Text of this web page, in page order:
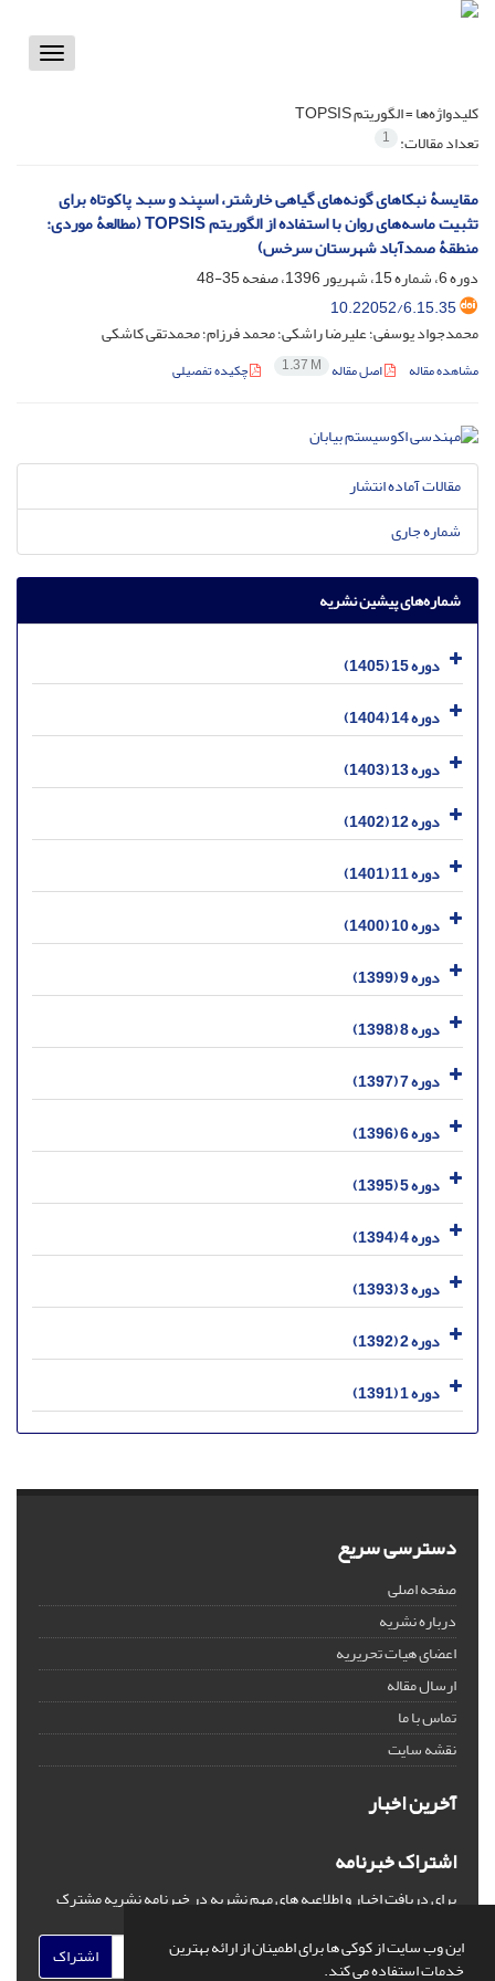
این وب سایت از کوکی ها برای اطمینان از ارائه بهترین
خدمات استفاده می کند.
Toggle
کلیدواژه‌ها =الگوریتم TOPSIS
تعداد مقالات: 1
مقایسۀ نبکاهای گونه‌های گیاهی خارشتر، اسپند و سبد پاکوتاه برای
تثبیت ماسه‌های روان با استفاده از الگوریتم TOPSIS (مطالعۀ موردی:
منطقۀ صمدآباد شهرستان سرخس)
دوره 6، شماره 15، شهریور 1396، صفحه
35-48
10.22052/6.15.35
محمدجواد یوسفی؛ علیرضا راشکی؛ محمد فرزام؛ محمدتقی کاشکی
مشاهده مقاله اصل مقاله 1.37 M چکیده تفصیلی
مقالات آماده انتشار
شماره جاری
شماره‌های پیشین نشریه
دوره 15 (1405)
دوره 14 (1404)
دوره 13 (1403)
دوره 12 (1402)
دوره 11 (1401)
دوره 10 (1400)
دوره 9 (1399)
دوره 8 (1398)
دوره 7 (1397)
دوره 6 (1396)
دوره 5 (1395)
دوره 4 (1394)
دوره 3 (1393)
دوره 2 (1392)
دوره 1 (1391)
دسترسی سریع
صفحه اصلی
درباره نشریه
اعضای هیات تحریریه
ارسال مقاله
تماس با ما
نقشه سایت
آخرین اخبار
اشتراک خبرنامه
برای دریافت اخبار و اطلاعیه های مهم نشریه در خبرنامه نشریه مشترک
اشتراک